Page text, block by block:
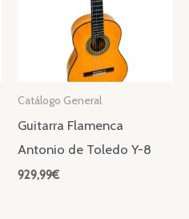
Catálogo General
Guitarra Flamenca
Antonio de Toledo Y-8
929,99€